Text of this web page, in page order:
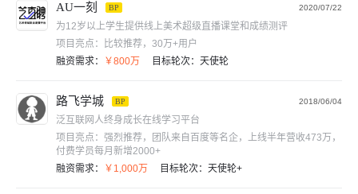
AU一刻 BP 2020/07/22
为12岁以上学生提供线上美术超级直播课堂和成绩测评
项目亮点：
比较推荐，30万+用户
融资需求：
￥800万 目标轮次： 天使轮
路飞学城 BP 2018/06/04
泛互联网人终身成长在线学习平台
项目亮点： 强烈推荐，团队来自百度等名企，上线半年营收473万，
付费学员每月新增2000+
融资需求：
￥1,000万 目标轮次： 天使轮+